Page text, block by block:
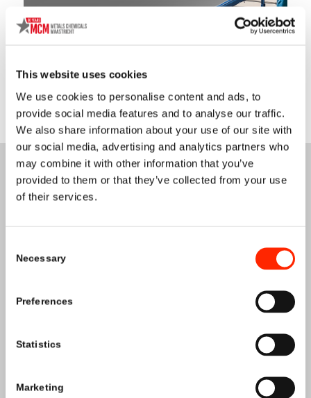
This website uses cookies
We use cookies to personalise content and ads, to
provide social media features and to analyse our traffic.
We also share information about your use of our site with
our social media, advertising and analytics partners who
may combine it with other information that you’ve
provided to them or that they’ve collected from your use
of their services.
Selection
Necessary
Preferences
Statistics
Marketing
NASZ